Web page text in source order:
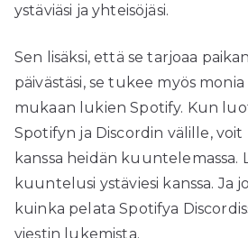
ystäviäsi ja yhteisöjäsi.
Sen lisäksi, että se tarjoaa
päivästäsi, se tukee myös
mukaan lukien Spotify. Kun
Spotifyn ja Discordin välille,
kanssa heidän kuuntelemassa.
kuuntelusi ystäviesi kanssa. Ja
kuinka pelata Spotifya
viestin lukemista.